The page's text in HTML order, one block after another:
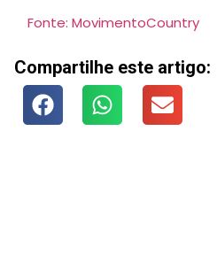
Fonte: MovimentoCountry
Compartilhe este artigo: